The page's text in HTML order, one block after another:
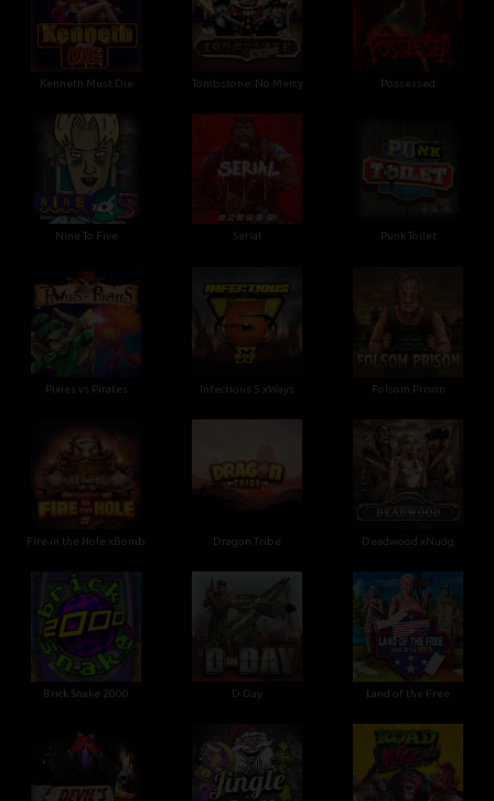
Kenneth Must Die Tombstone: No Mercy Possessed
Nine To Five Serial Punk Toilet
Pixies vs Pirates Infectious 5 xWays Folsom Prison
Fire in the Hole xBomb Dragon Tribe Deadwood xNudg
Brick Snake 2000 D Day Land of the Free